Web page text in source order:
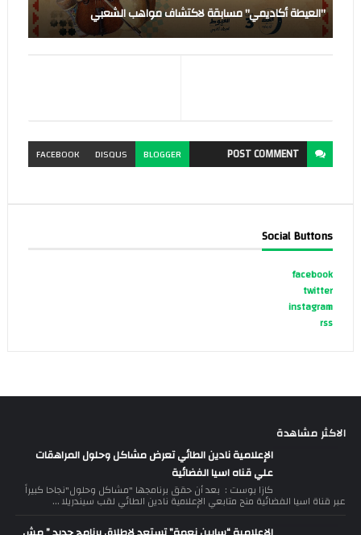
"العيطة أكاديمي" مسابقة لاكتشاف مواهب الشعبي
POSTCOMMENT
BLOGGER
DISQUS
FACEBOOK
Social Buttons
facebook
twitter
instagram
rss
الاكثر مشاهدة
الإعلامية نادين الطائي تعرض مشاكل وحلول المراهقات
علي قناه اسيا الفضائية
كازا بوست : بعد أن حقق برنامجها "مشاكل وحلول"نجاحا كبيراً
عبر قناة اسيا الفضائية منح متابعي الإعلامية نادين الطائي لقب سيندريلا ...